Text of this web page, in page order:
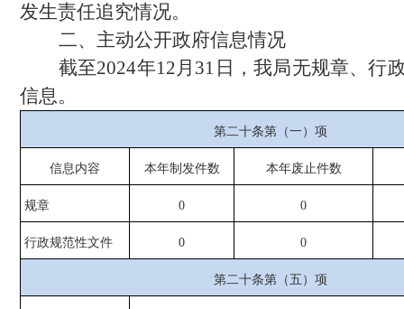
发生责任追究情况。
二、主动公开政府信息情况
截至2024年12月31日，我局无规章、行
信息。
第二十条第（一）项
信息内容 本年制发件数 本年废止件数
规章 0 0
行政规范性文件 0 0
第二十条第（五）项